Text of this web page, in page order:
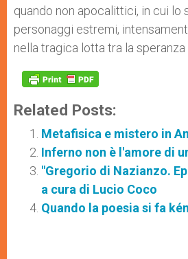
quando non apocalittici, in cui lo
personaggi estremi,
nella tragica lotta tra la speranza
Related Posts:
Metafisica e mistero in
Inferno non è l'amore di
"Gregorio di Nazianzo.
a cura di Lucio Coco
Quando la poesia si fa